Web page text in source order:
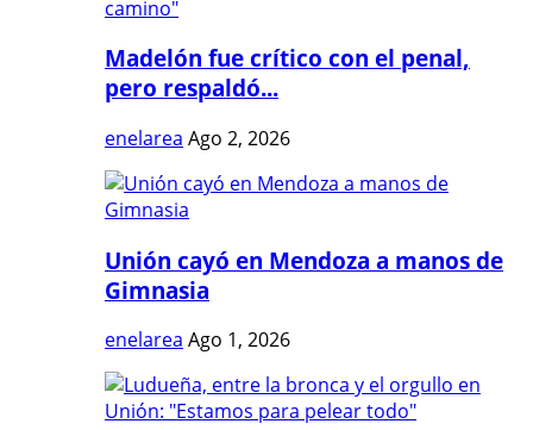
Madelón fue crítico con el penal,
pero respaldó...
enelarea Ago 2, 2026
Unión cayó en Mendoza a manos de
Gimnasia
enelarea Ago 1, 2026